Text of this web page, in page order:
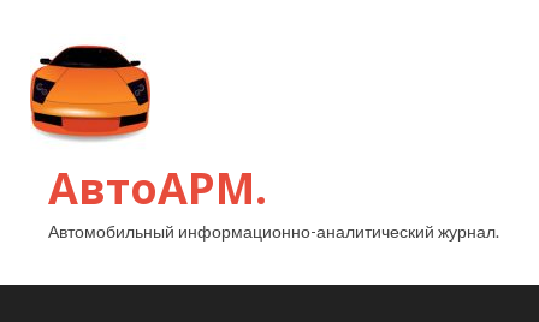
АвтоАРМ.
Автомобильный информационно-аналитический журнал.